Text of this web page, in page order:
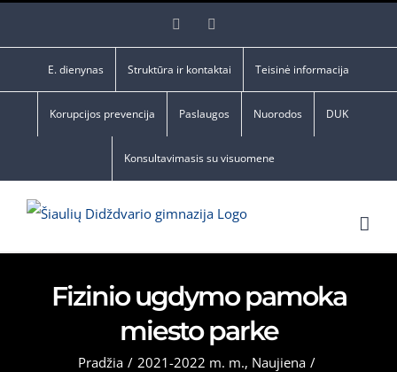
Facebook
E. dienynas Struktūra ir kontaktai Teisinė informacija
Korupcijos prevencija Paslaugos Nuorodos DUK
Konsultavimasis su visuomene
Fizinio ugdymo pamoka
miesto parke
Pradžia / 2021-2022 m. m., Naujiena /